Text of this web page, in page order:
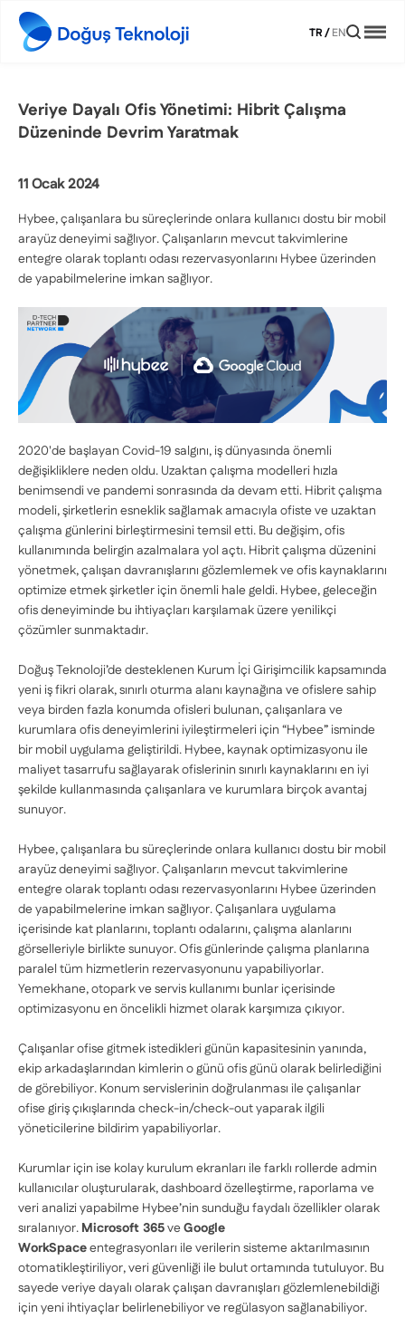
TR/EN
Veriye Dayalı Ofis Yönetimi: Hibrit Çalışma
Düzeninde Devrim Yaratmak
11 Ocak 2024
Hybee, çalışanlara bu süreçlerinde onlara kullanıcı dostu bir mobil
arayüz deneyimi sağlıyor. Çalışanların mevcut takvimlerine
entegre olarak toplantı odası rezervasyonlarını Hybee üzerinden
de yapabilmelerine imkan sağlıyor.
2020'de başlayan Covid-19 salgını, iş dünyasında önemli
değişikliklere neden oldu. Uzaktan çalışma modelleri hızla
benimsendi ve pandemi sonrasında da devam etti. Hibrit çalışma
modeli, şirketlerin esneklik sağlamak amacıyla ofiste ve uzaktan
çalışma günlerini birleştirmesini temsil etti. Bu değişim, ofis
kullanımında belirgin azalmalara yol açtı. Hibrit çalışma düzenini
yönetmek, çalışan davranışlarını gözlemlemek ve ofis kaynaklarını
optimize etmek şirketler için önemli hale geldi. Hybee, geleceğin
ofis deneyiminde bu ihtiyaçları karşılamak üzere yenilikçi
çözümler sunmaktadır.
Doğuş Teknoloji’de desteklenen Kurum İçi Girişimcilik kapsamında
yeni iş fikri olarak, sınırlı oturma alanı kaynağına ve ofislere sahip
veya birden fazla konumda ofisleri bulunan, çalışanlara ve
kurumlara ofis deneyimlerini iyileştirmeleri için “Hybee” isminde
bir mobil uygulama geliştirildi. Hybee, kaynak optimizasyonu ile
maliyet tasarrufu sağlayarak ofislerinin sınırlı kaynaklarını en iyi
şekilde kullanmasında çalışanlara ve kurumlara birçok avantaj
sunuyor.
Hybee, çalışanlara bu süreçlerinde onlara kullanıcı dostu bir mobil
arayüz deneyimi sağlıyor. Çalışanların mevcut takvimlerine
entegre olarak toplantı odası rezervasyonlarını Hybee üzerinden
de yapabilmelerine imkan sağlıyor. Çalışanlara uygulama
içerisinde kat planlarını, toplantı odalarını, çalışma alanlarını
görselleriyle birlikte sunuyor. Ofis günlerinde çalışma planlarına
paralel tüm hizmetlerin rezervasyonunu yapabiliyorlar.
Yemekhane, otopark ve servis kullanımı bunlar içerisinde
optimizasyonu en öncelikli hizmet olarak karşımıza çıkıyor.
Çalışanlar ofise gitmek istedikleri günün kapasitesinin yanında,
ekip arkadaşlarından kimlerin o günü ofis günü olarak belirlediğini
de görebiliyor. Konum servislerinin doğrulanması ile çalışanlar
ofise giriş çıkışlarında check-in/check-out yaparak ilgili
yöneticilerine bildirim yapabiliyorlar.
Kurumlar için ise kolay kurulum ekranları ile farklı rollerde admin
kullanıcılar oluşturularak, dashboard özelleştirme, raporlama ve
veri analizi yapabilme Hybee’nin sunduğu faydalı özellikler olarak
sıralanıyor. Microsoft 365veGoogle
WorkSpaceentegrasyonları ile verilerin sisteme aktarılmasının
otomatikleştiriliyor, veri güvenliği ile bulut ortamında tutuluyor. Bu
sayede veriye dayalı olarak çalışan davranışları gözlemlenebildiği
için yeni ihtiyaçlar belirlenebiliyor ve regülasyon sağlanabiliyor.